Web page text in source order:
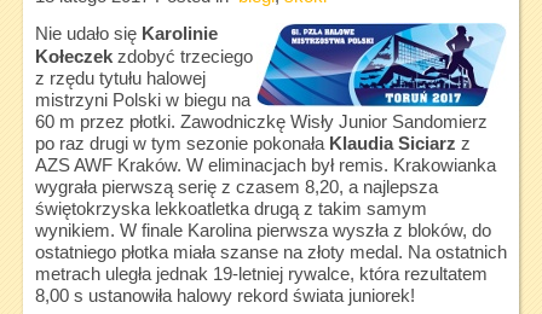
Nie udało się Karolinie
Kołeczekzdobyć trzeciego
z rzędu tytułu halowej
mistrzyni Polski w biegu na
60 m przez płotki. Zawodniczkę Wisły Junior Sandomierz
po raz drugi w tym sezonie pokonała Klaudia Siciarz z
AZS AWF Kraków. W eliminacjach był remis. Krakowianka
wygrała pierwszą serię z czasem 8,20, a najlepsza
świętokrzyska lekkoatletka drugą z takim samym
wynikiem. W finale Karolina pierwsza wyszła z bloków, do
ostatniego płotka miała szanse na złoty medal. Na ostatnich
metrach uległa jednak 19-letniej rywalce, która rezultatem
8,00 s ustanowiła halowy rekord świata juniorek!